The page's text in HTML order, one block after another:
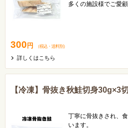
多くの施設様でご愛
300 円 （税込・ 送料別 ）
詳しくはこちら
【冷凍】骨抜き秋鮭切身30g×3切
丁寧に骨抜きされ、
います。